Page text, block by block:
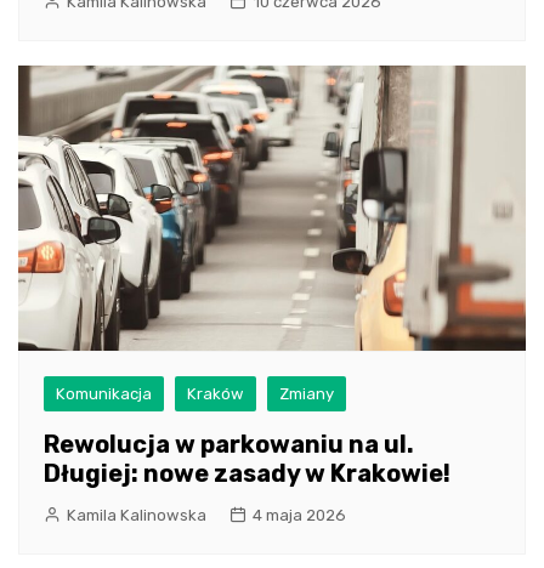
Komunikacja Kraków Zmiany
Rewolucja w parkowaniu na ul.
Długiej: nowe zasady w Krakowie!
Kamila Kalinowska 4 maja 2026